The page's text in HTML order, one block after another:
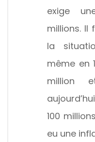
exige
millions.
la
même en
million
100
eu une